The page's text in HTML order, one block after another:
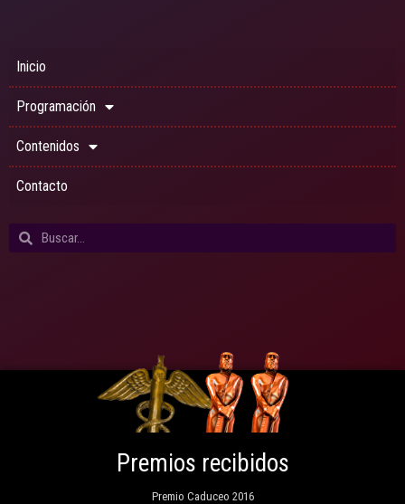
Inicio
Programación
Contenidos
Contacto
Premios recibidos
Premio Caduceo 2016